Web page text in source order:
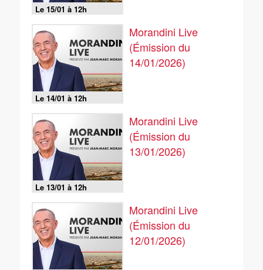
Le 15/01 à 12h
Le 14/01 à 12h
Morandini Live
(Émission du
14/01/2026)
Le 13/01 à 12h
Morandini Live
(Émission du
13/01/2026)
Morandini Live
(Émission du
12/01/2026)